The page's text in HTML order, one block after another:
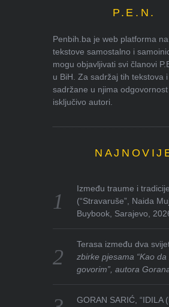
P.E.N.
Penbih.ba je web platforma
tekstove samostalno i
mogu objavljivati svi članovi
u BiH. Za sadržaj tih tekstova
sadržane u njima
isključivo autori.
Između traume i tradicije
(“Stravaruše”, Naida
Buybook, Sarajevo,
Terasa između dva
zbirke pjesama “Kao da
govorim”, autora
GORAN SARIĆ, “IDILA